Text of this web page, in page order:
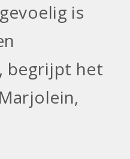
is
begrijpt het